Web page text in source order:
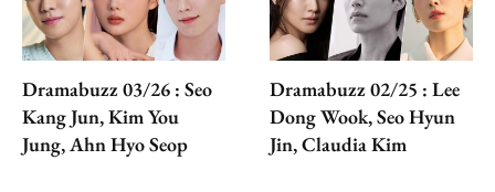
Dramabuzz 03/26 : Seo
Kang Jun, Kim You
Jung, Ahn Hyo Seop
Dramabuzz 02/25 : Lee
Dong Wook, Seo Hyun
Jin, Claudia Kim